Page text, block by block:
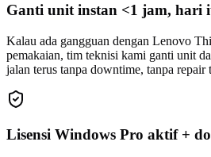
Ganti unit instan <1 jam, hari
Kalau ada gangguan dengan Lenovo
pemakaian, tim teknisi kami ganti unit
jalan terus tanpa downtime, tanpa repair
Lisensi Windows Pro aktif +